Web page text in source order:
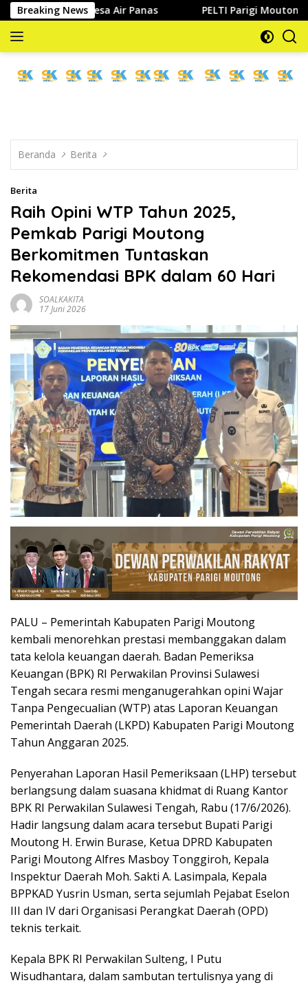
Langsung
ke
konten
Breaking News
di Desa Air Panas PELTI Parigi Moutong Tancap Gas
mengabarkan
Beranda Berita
Berita
Raih Opini WTP Tahun 2025,
Pemkab Parigi Moutong
Berkomitmen Tuntaskan
Rekomendasi BPK dalam 60 Hari
SOALKAKITA
17 Juni 2026
​PALU – Pemerintah Kabupaten Parigi Moutong
kembali menorehkan prestasi membanggakan dalam
tata kelola keuangan daerah. Badan Pemeriksa
Keuangan (BPK) RI Perwakilan Provinsi Sulawesi
Tengah secara resmi menganugerahkan opini Wajar
Tanpa Pengecualian (WTP) atas Laporan Keuangan
Pemerintah Daerah (LKPD) Kabupaten Parigi Moutong
Tahun Anggaran 2025.
​Penyerahan Laporan Hasil Pemeriksaan (LHP) tersebut
berlangsung dalam suasana khidmat di Ruang Kantor
BPK RI Perwakilan Sulawesi Tengah, Rabu (17/6/2026).
Hadir langsung dalam acara tersebut Bupati Parigi
Moutong H. Erwin Burase, Ketua DPRD Kabupaten
Parigi Moutong Alfres Masboy Tonggiroh, Kepala
Inspektur Daerah Moh. Sakti A. Lasimpala, Kepala
BPPKAD Yusrin Usman, serta sejumlah Pejabat Eselon
III dan IV dari Organisasi Perangkat Daerah (OPD)
teknis terkait.
​Kepala BPK RI Perwakilan Sulteng, I Putu
Wisudhantara, dalam sambutan tertulisnya yang di